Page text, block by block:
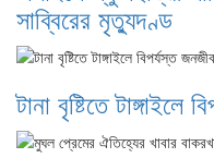
সাব্বিরের মৃত্যুদণ্ড
টানা বৃষ্টিতে টাঙ্গাইলে